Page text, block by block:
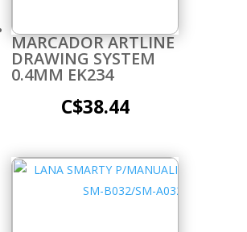
MARCADOR ARTLINE
DRAWING SYSTEM
0.4MM EK234
C$38.44